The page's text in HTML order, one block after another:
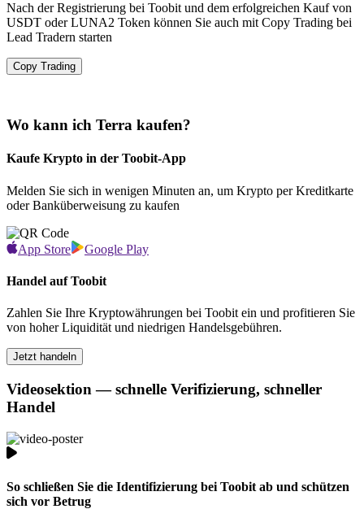
Nach der Registrierung bei Toobit und dem erfolgreichen Kauf von
USDT oder LUNA2 Token können Sie auch mit Copy Trading bei
Lead Tradern starten
Copy Trading
Wo kann ich Terra kaufen?
Kaufe Krypto in der Toobit-App
Melden Sie sich in wenigen Minuten an, um Krypto per Kreditkarte
oder Banküberweisung zu kaufen
App Store Google Play
Handel auf Toobit
Zahlen Sie Ihre Kryptowährungen bei Toobit ein und profitieren Sie
von hoher Liquidität und niedrigen Handelsgebühren.
Jetzt handeln
Videosektion — schnelle Verifizierung, schneller
Handel
So schließen Sie die Identifizierung bei Toobit ab und schützen
sich vor Betrug